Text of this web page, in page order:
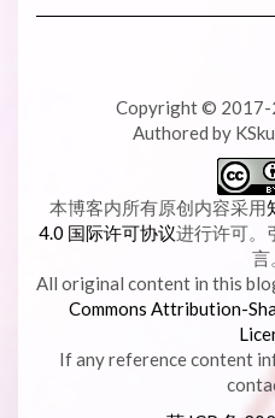
Copyright © 2017-
Authored by
本博客内所有原创内容采用
4.0 国际许可协议进行许可。
言
All original content in this
Commons Attribution-
If any reference content